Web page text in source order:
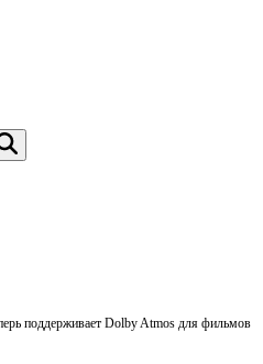
поддерживает Dolby Atmos для фильмов